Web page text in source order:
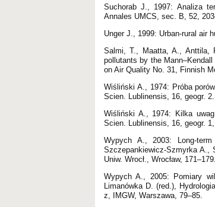
Suchorab J., 1997: Analiza
Annales UMCS, sec. B, 52,
Unger J., 1999: Urban-rural air
Salmi, T., Maatta, A., Anttila,
pollutants by the
on Air Quality No. 31, Finnish
Wiśliński A., 1974: Próba
Scien. Lublinensis, 16, geogr. 2.
Wiśliński A., 1974: Kilka
Scien. Lublinensis, 16, geogr. 1,
Wypych A., 2003: Long-
Szczepankiewicz-Szmyrka A.,
Uniw. Wrocł., Wrocław, 171–179.
Wypych A., 2005: Pomiary
Limanówka D. (red.),
z, IMGW, Warszawa, 79–85.